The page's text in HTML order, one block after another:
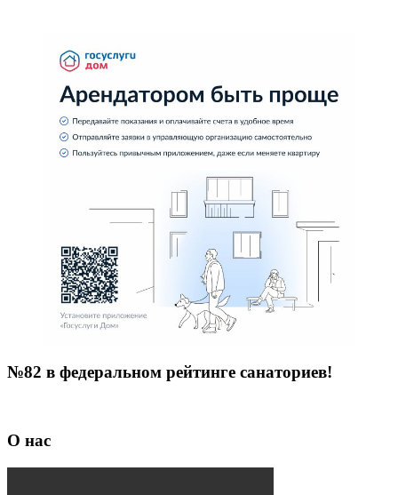
№82 в федеральном рейтинге санаториев!
О нас